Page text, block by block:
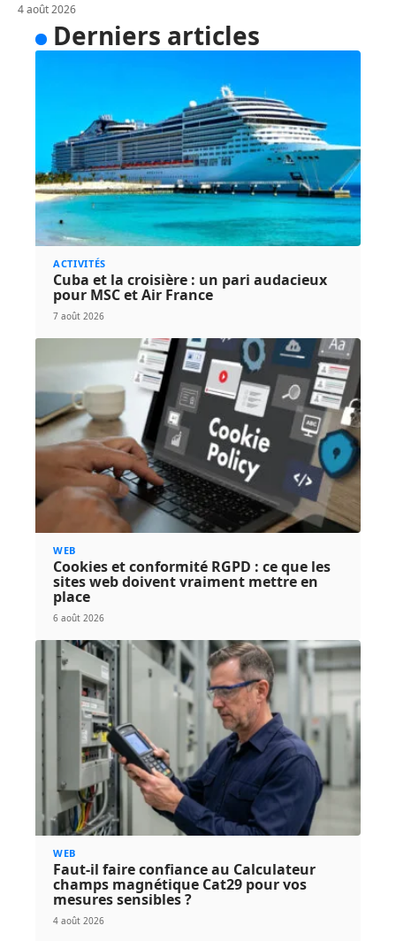
4 août 2026
Derniers articles
ACTIVITÉS
Cuba et la croisière : un pari audacieux
pour MSC et Air France
7 août 2026
WEB
Cookies et conformité RGPD : ce que les
sites web doivent vraiment mettre en
place
6 août 2026
WEB
Faut-il faire confiance au Calculateur
champs magnétique Cat29 pour vos
mesures sensibles ?
4 août 2026